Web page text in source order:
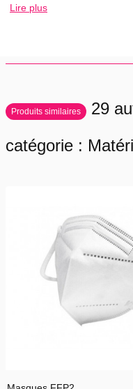
Les tiges clouées
ciblée et ludique - à chaque
Lire plus
Produits similaires
29
catégorie :